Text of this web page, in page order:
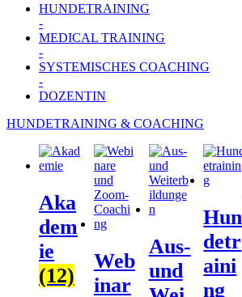
HUNDETRAINING
-
MEDICAL TRAINING
-
SYSTEMISCHES COACHING
-
DOZENTIN
HUNDETRAINING & COACHING
Aka
dem
ie
(12)
Web
inar
Aus-
und
Hun
detr
aini
ng